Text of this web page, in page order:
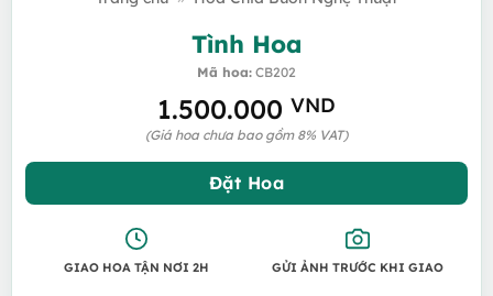
Tình Hoa
Mã hoa: CB202
1.500.000 VND
(Giá hoa chưa bao gồm 8% VAT)
Đặt Hoa
GIAO HOA TẬN NƠI 2H GỬI ẢNH TRƯỚC KHI GIAO